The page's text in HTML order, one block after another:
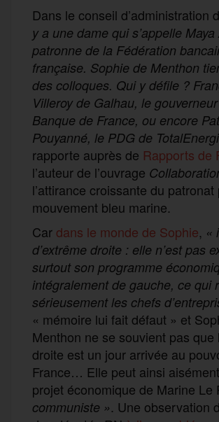
Dans le conseil d’administration
y a une dame qui s’appelle Maya
patronne de la Fédération
française. Sophie de Menthon
des colloques. Qui y défile ?
Villeroy de Galhau, le
Banque de France, ou encore
Pouyanné, le PDG de
rapporte auprès de Rapports de
l’auteur de l’ouvrage
l’attirance croissante du patronat
mouvement bleu marine.
Car dans le monde de Sophie, «
d’extrême droite : elle n’est pas
surtout son programme
intégralement de gauche, ce qui
sérieusement les chefs
« mémoire lui fait défaut » et
Menthon ne se souvient pas que
droite est un jour arrivée au
France… Elle peut ainsi aisément
projet économique de Marine Le
communiste ». Une observation